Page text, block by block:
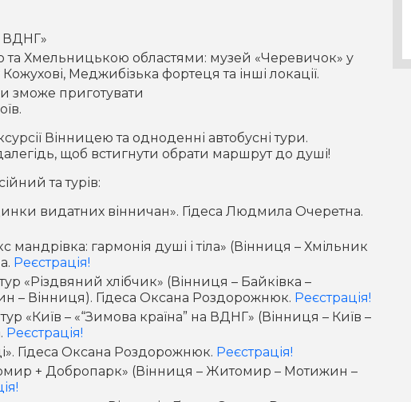
ВДНГ»
та Хмельницькою областями: музей «Черевичок» у
Меджибізька фортеця та інші локації.
зможе приготувати
Вінницею та одноденні автобусні тури.
щоб встигнути обрати маршрут до душі!
та турів:
видатних вінничан». Гідеса Людмила Очеретна.
мандрівка: гармонія душі і тіла» (Вінниця – Хмільник
Реєстрація!
«Різдвяний хлібчик» (Вінниця – Байківка –
– Вінниця). Гідеса Оксана Роздорожнюк. Реєстрація!
«Київ – «“Зимова країна” на ВДНГ» (Вінниця – Київ –
Реєстрація!
Гідеса Оксана Роздорожнюк. Реєстрація!
+ Добропарк» (Вінниця – Житомир – Мотижин –